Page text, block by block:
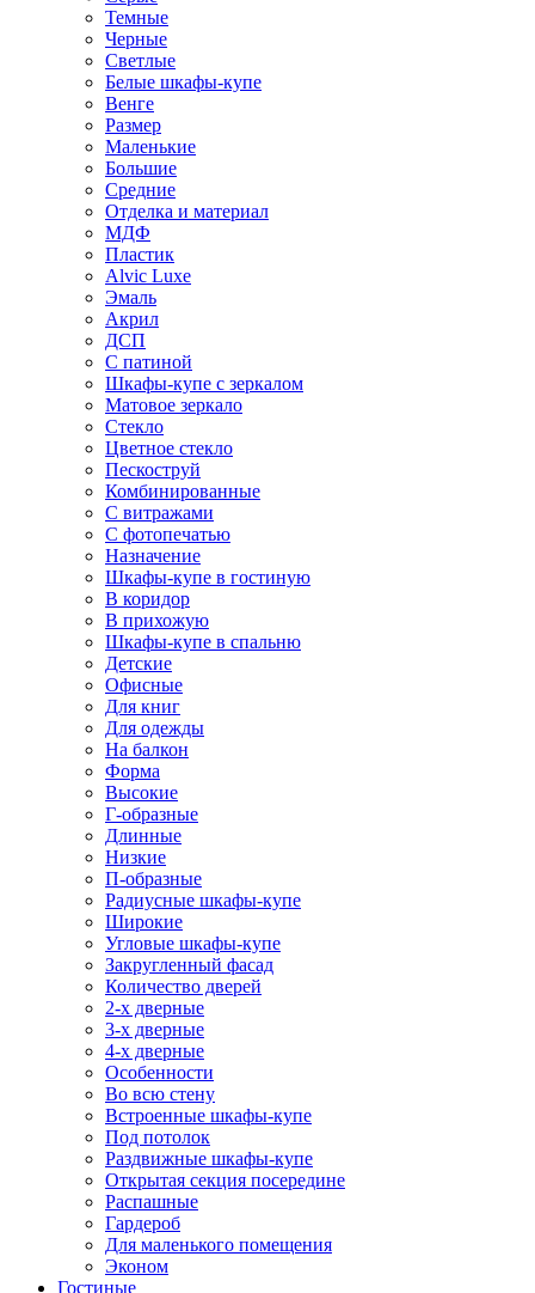
Темные
Черные
Светлые
Белые шкафы-купе
Венге
Размер
Маленькие
Большие
Средние
Отделка и материал
МДФ
Пластик
Alvic Luxe
Эмаль
Акрил
ДСП
С патиной
Шкафы-купе с зеркалом
Матовое зеркало
Стекло
Цветное стекло
Пескоструй
Комбинированные
С витражами
С фотопечатью
Назначение
Шкафы-купе в гостиную
В коридор
В прихожую
Шкафы-купе в спальню
Детские
Офисные
Для книг
Для одежды
На балкон
Форма
Высокие
Г-образные
Длинные
Низкие
П-образные
Радиусные шкафы-купе
Широкие
Угловые шкафы-купе
Закругленный фасад
Количество дверей
2-х дверные
3-х дверные
4-х дверные
Особенности
Во всю стену
Встроенные шкафы-купе
Под потолок
Раздвижные шкафы-купе
Открытая секция посередине
Распашные
Гардероб
Для маленького помещения
Эконом
Гостиные